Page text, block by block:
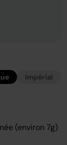
Impérial
(environ 7g)